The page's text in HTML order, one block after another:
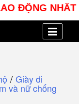
ĐỘNG NHÂT
/ Giày đi
và nữ chống